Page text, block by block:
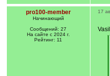
pro100-member
Начинающий
Сообщений: 27
На сайте с 2024 г.
Рейтинг: 11
17